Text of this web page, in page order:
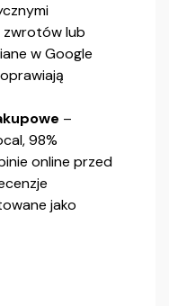
zwrotów lub
w Google
–
98%
online przed
jako